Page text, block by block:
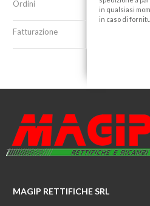
Ordini
Fatturazione
in qualsiasi
in caso di
MAGIP RETTIFICHE SRL